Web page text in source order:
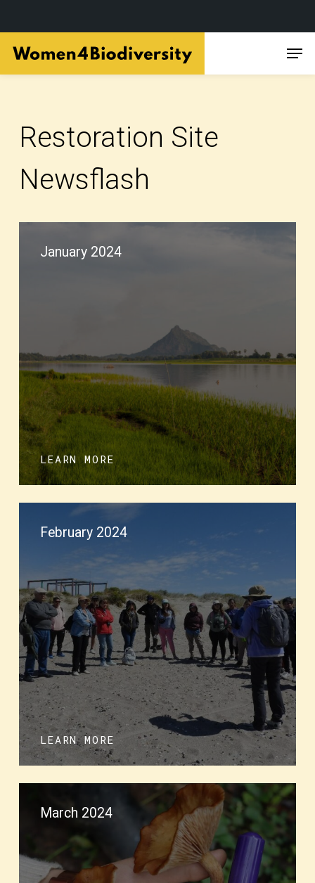
main
Restoration Site
Newsflash
January 2024
LEARN MORE
February 2024
LEARN MORE
March 2024